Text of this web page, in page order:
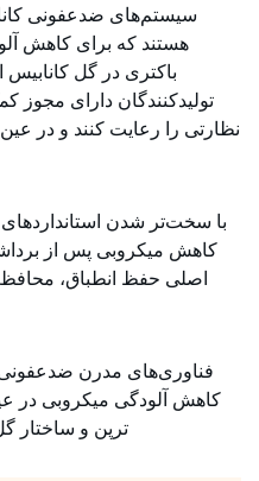
سیستم‌های ضدعفونی
هستند که برای کاهش
باکتری در گل
تولیدکنندگان دارای مجوز
نظارتی را رعایت کنند و در
با سخت‌تر شدن
کاهش میکروبی پس از
اصلی حفظ انطباق،
فناوری‌های مدرن
کاهش آلودگی میکروبی در
ترپن و ساختار